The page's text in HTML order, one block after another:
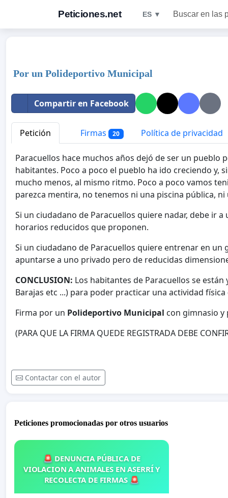
Peticiones.net ES ▼ Buscar en las
Por un Polideportivo Municipal
Compartir en Facebook
Petición Firmas 20 Política de privacidad
Paracuellos hace muchos años dejó de ser un pueblo
habitantes. Poco a poco el pueblo ha ido creciendo
mucho menos, al mismo ritmo. Poco a poco vamos
parezca mentira, no tenemos ni una piscina pública,
Si un ciudadano de Paracuellos quiere nadar, debe ir
horarios reducidos que proponen.
Si un ciudadano de Paracuellos quiere entrenar en
apuntarse a uno privado pero de reducidas
CONCLUSION: Los habitantes de Paracuellos se
Barajas etc ...) para poder practicar una actividad
Firma por un Polideportivo Municipal con gimnasio y
(PARA QUE LA FIRMA QUEDE REGISTRADA DEBE
Contactar con el autor
Peticiones promocionadas por otros usuarios
🚨 DENUNCIA PÚBLICA DE
VIOLACION A ANIMALES EN ASERRÍ Y
RECOLECTA DE FIRMAS 🚨